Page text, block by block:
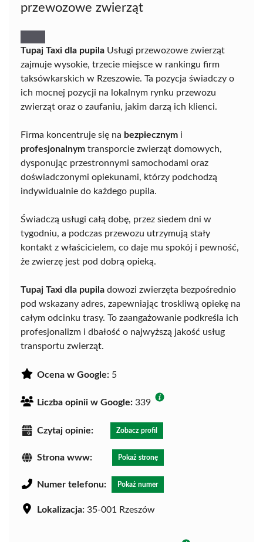
przewozowe zwierząt
Tupaj Taxi dla pupila Usługi przewozowe zwierząt
zajmuje wysokie, trzecie miejsce w rankingu firm
taksówkarskich w Rzeszowie. Ta pozycja świadczy o
ich mocnej pozycji na lokalnym rynku przewozu
zwierząt oraz o zaufaniu, jakim darzą ich klienci.
Firma koncentruje się na bezpiecznym i
profesjonalnym transporcie zwierząt domowych,
dysponując przestronnymi samochodami oraz
doświadczonymi opiekunami, którzy podchodzą
indywidualnie do każdego pupila.
Świadczą usługi całą dobę, przez siedem dni w
tygodniu, a podczas przewozu utrzymują stały
kontakt z właścicielem, co daje mu spokój i pewność,
że zwierzę jest pod dobrą opieką.
Tupaj Taxi dla pupila dowozi zwierzęta bezpośrednio
pod wskazany adres, zapewniając troskliwą opiekę na
całym odcinku trasy. To zaangażowanie podkreśla ich
profesjonalizm i dbałość o najwyższą jakość usług
transportu zwierząt.
Ocena w Google: 5
Liczba opinii w Google: 339
Czytaj opinie: Zobacz profil
Strona www: Pokaż stronę
Numer telefonu: Pokaż numer
Lokalizacja: 35-001 Rzeszów